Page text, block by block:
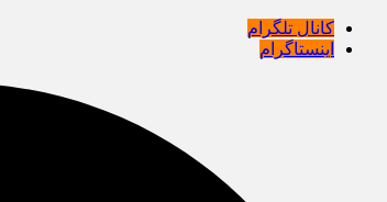
کانال تلگرام
اینستاگرام